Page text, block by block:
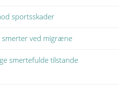
sportsskader
ved migræne
smertefulde tilstande